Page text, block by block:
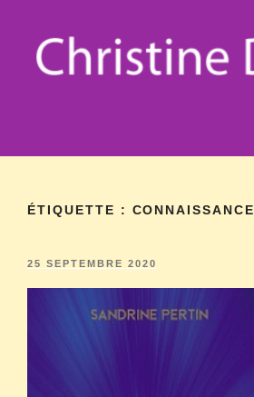
ÉTIQUETTE : CONNAISSANCE
25 SEPTEMBRE 2020